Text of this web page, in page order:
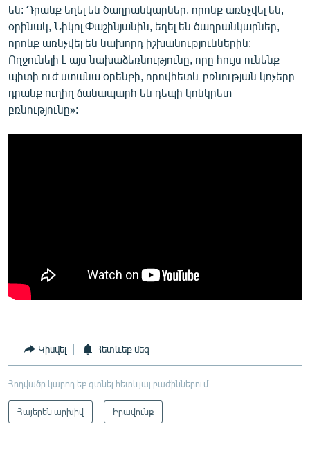
են: Դրանք եղել են ծաղրանկարներ, որոնք առնչվել են,
օրինակ, Նիկոլ Փաշինյանին, եղել են ծաղրանկարներ,
որոնք առնչվել են նախորդ իշխանություններին:
Ողջունելի է այս նախաձեռնությունը, որը հույս ունենք
պիտի ուժ ստանա օրենքի, որովհետև բռնության կոչերը
դրանք ուղիղ ճանապարհ են դեպի կոնկրետ
բռնությունը»:
Կիսվել Հետևեք մեզ
Հոդվածը կարող եք գտնել հետևյալ բաժիններում
Հայերեն արխիվ Իրավունք